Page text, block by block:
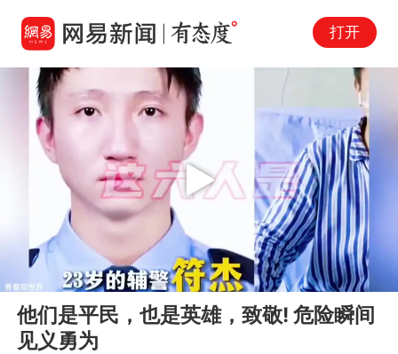
打开
00:55
Play
他们是平民，也是英雄，致敬! 危险瞬间
见义勇为